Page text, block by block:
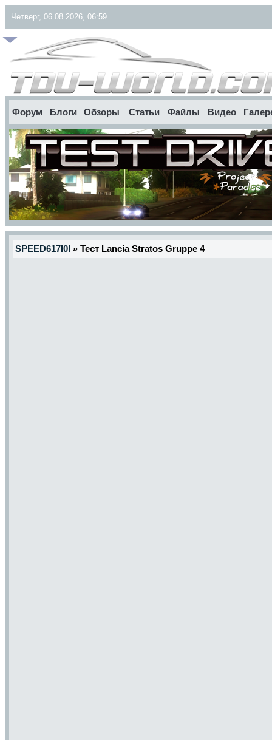
Четверг, 06.08.2026, 06:59
Форум Блоги Обзоры Статьи Файлы Видео
SPEED617I0I » Тест Lancia Stratos Gruppe 4